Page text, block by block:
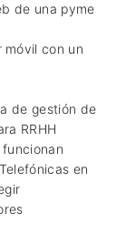
de una pyme
móvil con un
de gestión de
RRHH
funcionan
en